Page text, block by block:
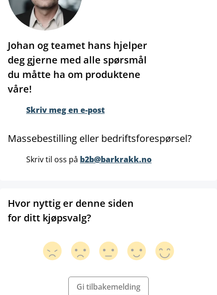
Johan og teamet hans hjelper
deg gjerne med alle spørsmål
du måtte ha om produktene
våre!
Skriv meg en e-post
Massebestilling eller bedriftsforespørsel?
Skriv til oss på b2b@barkrakk.no
Hvor nyttig er denne siden
for ditt kjøpsvalg?
Gi tilbakemelding